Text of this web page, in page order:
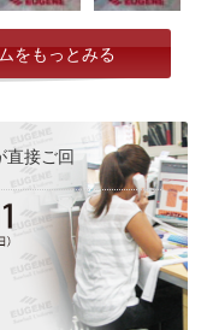
をもっとみる
直接ご回